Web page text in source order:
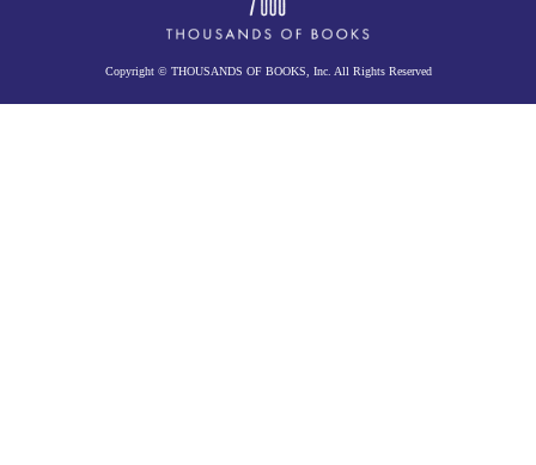
Copyright © THOUSANDS OF BOOKS, Inc. All Rights Reserved